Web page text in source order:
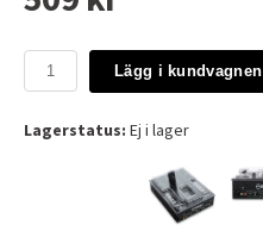
Lägg i kundvagnen
Lagerstatus: Ej i lager